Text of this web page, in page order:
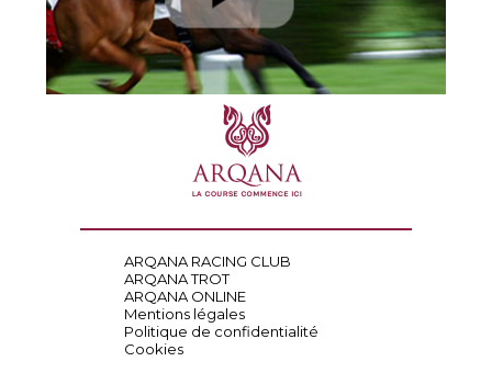
ARQANA RACING CLUB
ARQANA TROT
ARQANA ONLINE
Mentions légales
Politique de confidentialité
Cookies